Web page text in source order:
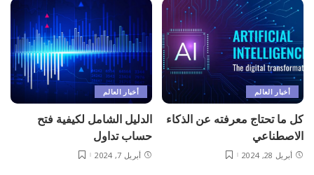
أخبار العالم
كل ما تحتاج معرفته عن الذكاء
الاصطناعي
أبريل 28, 2024
أخبار العالم
الدليل الشامل لكيفية فتح
حساب تداول
أبريل 7, 2024